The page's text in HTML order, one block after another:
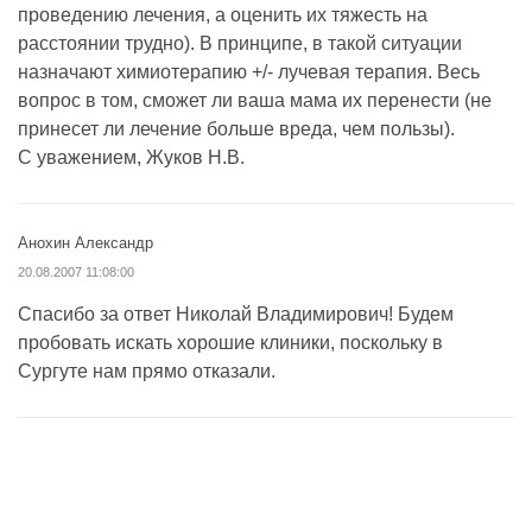
проведению лечения, а оценить их тяжесть на
расстоянии трудно). В принципе, в такой ситуации
назначают химиотерапию +/- лучевая терапия. Весь
вопрос в том, сможет ли ваша мама их перенести (не
принесет ли лечение больше вреда, чем пользы).
С уважением, Жуков Н.В.
Анохин Александр
20.08.2007 11:08:00
Спасибо за ответ Николай Владимирович! Будем
пробовать искать хорошие клиники, поскольку в
Сургуте нам прямо отказали.